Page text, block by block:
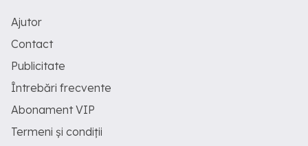
Ajutor
Contact
Publicitate
Întrebări frecvente
Abonament VIP
Termeni și condiții